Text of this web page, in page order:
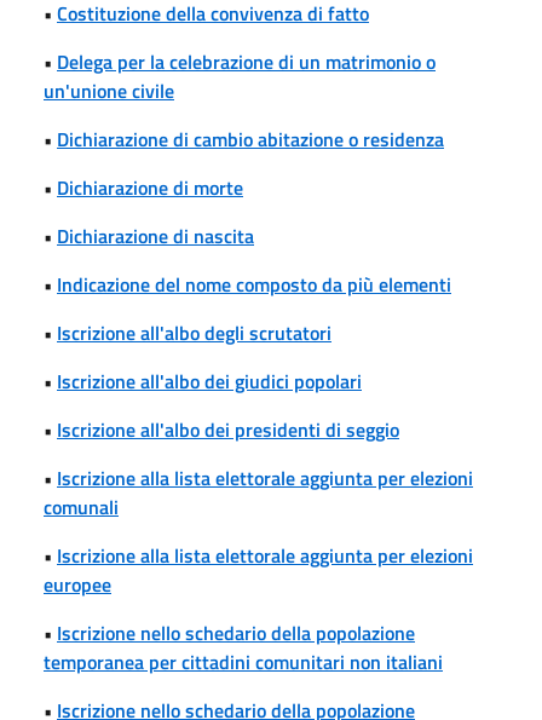
• Costituzione della convivenza di fatto
• Delega per la celebrazione di un matrimonio o
un'unione civile
• Dichiarazione di cambio abitazione o residenza
• Dichiarazione di morte
• Dichiarazione di nascita
• Indicazione del nome composto da più elementi
• Iscrizione all'albo degli scrutatori
• Iscrizione all'albo dei giudici popolari
• Iscrizione all'albo dei presidenti di seggio
• Iscrizione alla lista elettorale aggiunta per elezioni
comunali
• Iscrizione alla lista elettorale aggiunta per elezioni
europee
• Iscrizione nello schedario della popolazione
temporanea per cittadini comunitari non italiani
• Iscrizione nello schedario della popolazione